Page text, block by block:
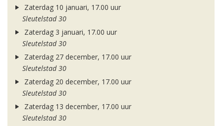
Zaterdag 10 januari, 17.00 uur
Sleutelstad 30
Zaterdag 3 januari, 17.00 uur
Sleutelstad 30
Zaterdag 27 december, 17.00 uur
Sleutelstad 30
Zaterdag 20 december, 17.00 uur
Sleutelstad 30
Zaterdag 13 december, 17.00 uur
Sleutelstad 30